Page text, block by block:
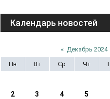
Календарь новостей
« Декабрь 2024
Пн
Вт Ср Чт
2
3 4 5